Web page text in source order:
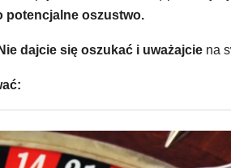
potencjalne oszustwo.
Nie dajcie się oszukać i uważajciena